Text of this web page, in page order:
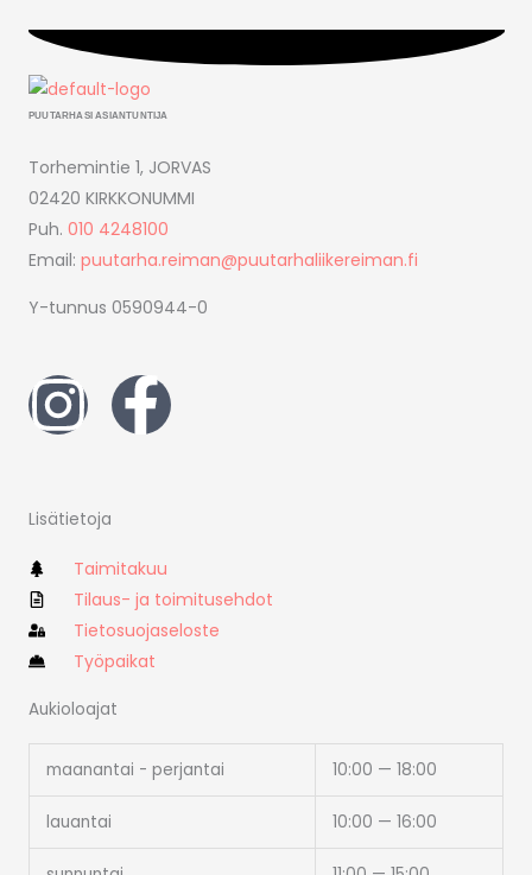
PUUTARHASI ASIANTUNTIJA
Torhemintie 1, JORVAS
02420 KIRKKONUMMI
Puh. 010 4248100
Email: puutarha.reiman@puutarhaliikereiman.fi
Y-tunnus 0590944-0
I
n
s
t
a
g
r
a
F
a
e
b
o
o
k
Lisätietoja
Taimitakuu
Tilaus- ja toimitusehdot
Tietosuojaseloste
Työpaikat
Aukioloajat
maanantai - perjantai 10:00 — 18:00
lauantai 10:00 — 16:00